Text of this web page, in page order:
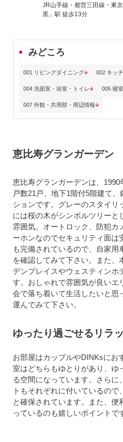
JR山手線・都営三田線・東
黒」駅 徒歩13分
みどころ
001 リビングダイニング 002 キッ
004 洗面室・浴室・トイレ 005 寝室
007 外観・共用部・周辺情報
恵比寿グランガーデン
恵比寿グランガーデンは、
戸数21戸、地下1階付5階建て
ションです。グレーのスタイリ
には桜の木がシンボルツリーと
雰囲気。オートロック、防犯カ
ーホンなのでセキュリティ面は
も完備されているので、自家用
を確認してみて下さい。また、
デンプレイスやウェスティンホ
す。おしゃれで雰囲気が良いエ
会で落ち着いて生活したいと思
運んでみて下さい。
ゆったり過ごせるリラ
お部屋はカップルやDINKsにお
室はどちらもゆとりがあり、ゆ
る空間になっています。さらに
トもそれぞれに付いているので
と確保されています。また、便
っているのも嬉しいポイントで